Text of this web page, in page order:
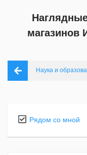
магазинов
Наука и
Рядом со мной